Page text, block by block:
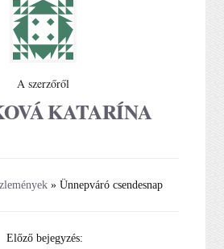
A szerzőről
KATARÍNA
» Ünnepváró csendesnap
Előző bejegyzés: